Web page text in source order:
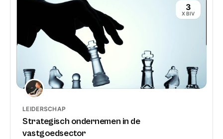
Marleen Claesen
Gedurende 3 maanden een opleiding
gevolgd bij Immoversity, " Kickstart Inkoop
3
X BIV
LEIDERSCHAP
Strategisch ondernemen in de
vastgoedsector